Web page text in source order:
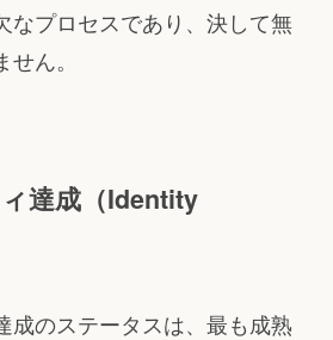
なプロセスであり、決して無
ん。
達成（Identity
成のステータスは、最も成熟